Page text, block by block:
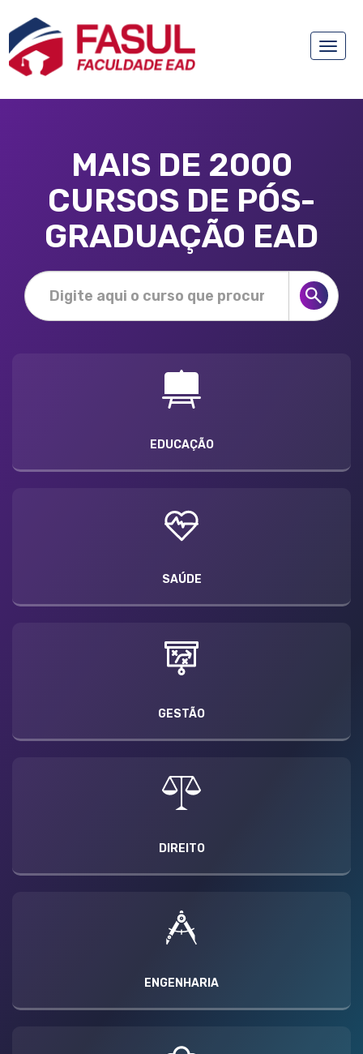
Toggle
MAIS DE 2000
CURSOS DE PÓS-
GRADUAÇÃO EAD
EDUCAÇÃO
SAÚDE
GESTÃO
DIREITO
ENGENHARIA